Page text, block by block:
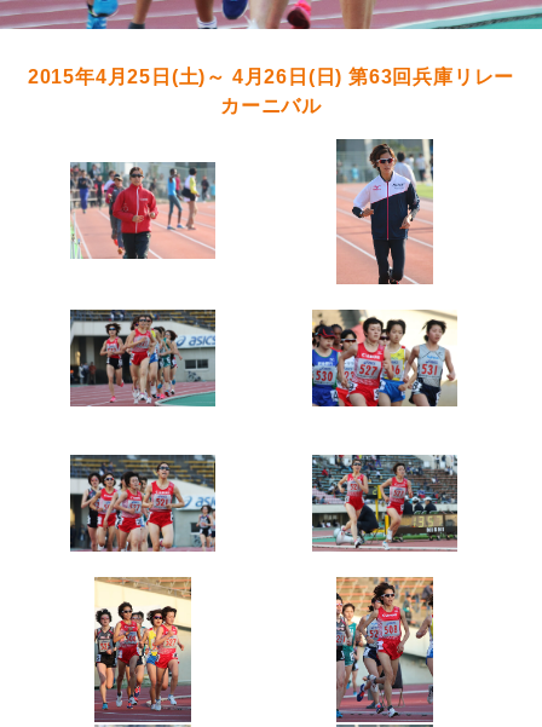
2015年4月25日(土)～ 4月26日(日) 第63回兵庫リレー
カーニバル